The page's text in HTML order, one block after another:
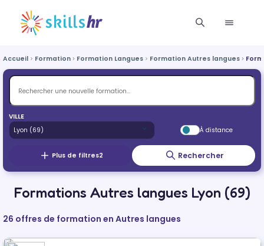
Accueil Formation Formation Langues Formation Autres langues
VILLE
À distance
Plus de filtres2 Rechercher
Formations Autres langues Lyon (69)
26 offres de formation en Autres langues